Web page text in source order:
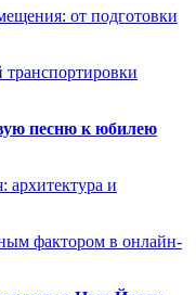
от подготовки
транспортировки
песню к юбилею
архитектура и
фактором в онлайн-